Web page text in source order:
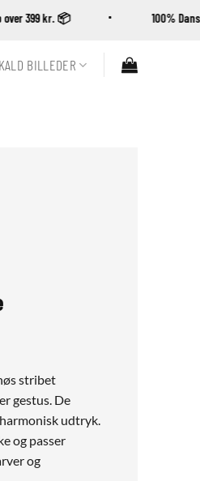
over 399 kr. 📦 100%
BILLEDER
stribet
gestus. De
udtryk.
og passer
og